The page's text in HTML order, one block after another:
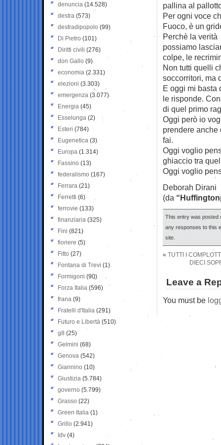
pallina al
Per ogni voce
Fuoco, è un
Perchè la verità
possiamo
colpe, le
Non tutti quelli
soccorritori, ma
E oggi mi basta
le risponde.
di quel primo
Oggi però io
prendere anche
fai.
Oggi voglio
ghiaccio tra
Oggi voglio
Deborah Dirani
(da
This entry was posted
any responses to this
site.
« TUTTI I
DIECI
Leave a
You must be
denuncia (14.528)
destra (573)
destradipopolo (99)
Di Pietro (101)
Diritti civili (276)
don Gallo (9)
economia (2.331)
elezioni (3.303)
emergenza (3.077)
Energia (45)
Esselunga (2)
Esteri (784)
Eugenetica (3)
Europa (1.314)
Fassino (13)
federalismo (167)
Ferrara (21)
Ferretti (6)
ferrovie (133)
finanziaria (325)
Fini (821)
fioriere (5)
Fitto (27)
Fontana di Trevi (1)
Formigoni (90)
Forza Italia (596)
frana (9)
Fratelli d'Italia (291)
Futuro e Libertà (510)
g8 (25)
Gelmini (68)
Genova (542)
Giannino (10)
Giustizia (5.784)
governo (5.799)
Grasso (22)
Green Italia (1)
Grillo (2.941)
Idv (4)